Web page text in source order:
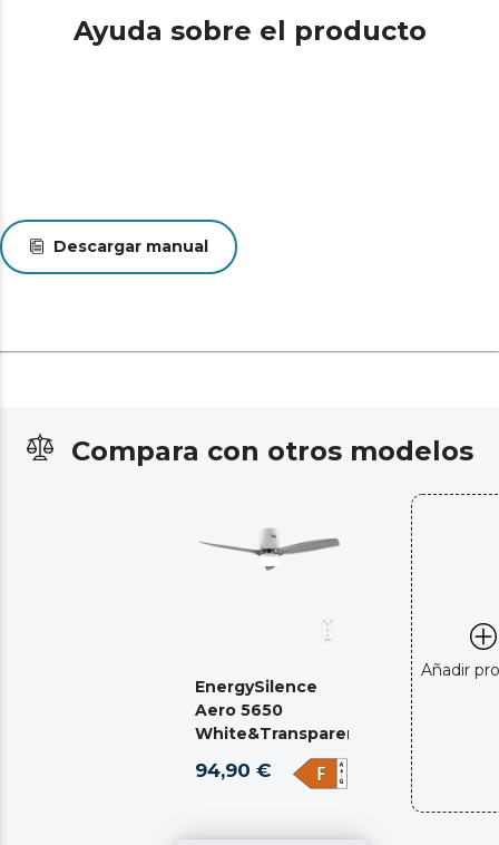
Ayuda sobre el producto
Descargar manual
Compara con otros modelos
EnergySilence
Aero 5650
White&Transparent
94,90 €
Añadir